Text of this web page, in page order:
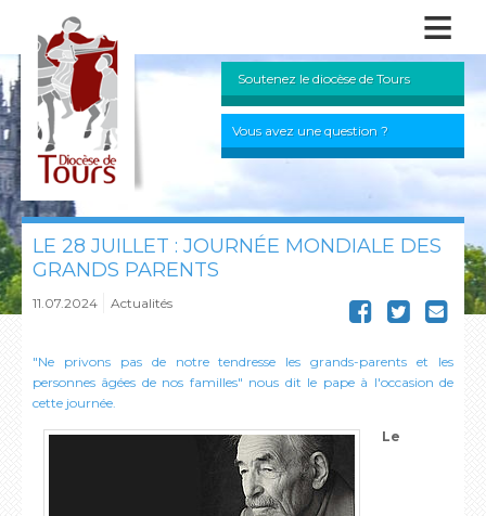
≡
Soutenez le diocèse de Tours
Vous avez une question ?
LE 28 JUILLET : JOURNÉE MONDIALE DES
GRANDS PARENTS
11.07.2024 Actualités
"Ne privons pas de notre tendresse les grands-parents et les
personnes âgées de nos familles" nous dit le pape à l'occasion de
cette journée.
Le